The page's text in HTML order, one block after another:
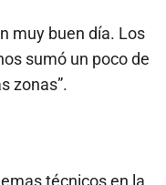
muy buen día. Los
sumó un poco de
zonas”.